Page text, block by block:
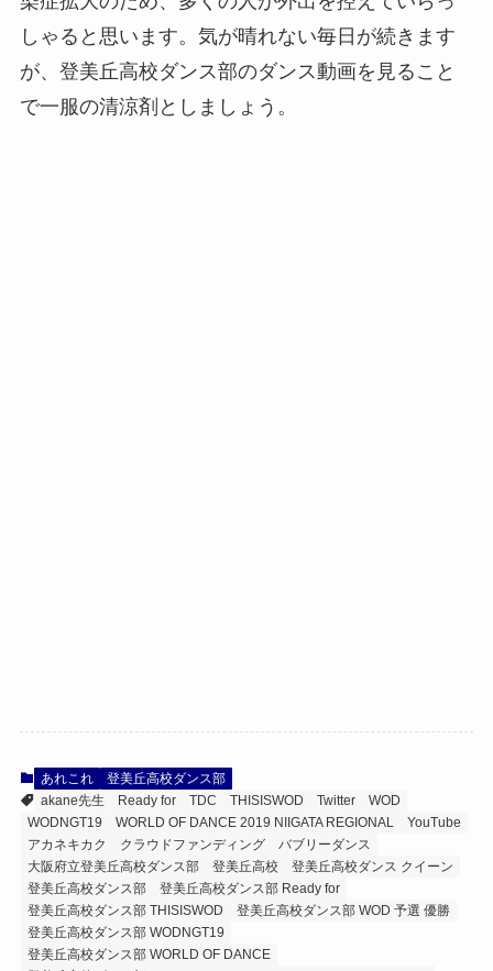
しゃると思います。気が晴れない毎日が続きます
が、登美丘高校ダンス部のダンス動画を見ること
で一服の清涼剤としましょう。
あれこれ
登美丘高校ダンス部
akane先生
Ready for TDC THISISWOD Twitter
WOD
WODNGT19
WORLD OF DANCE 2019 NIIGATA REGIONAL
YouTube
アカネキカク
クラウドファンディング
バブリーダンス
大阪府立登美丘高校ダンス部
登美丘高校
登美丘高校ダンス クイーン
登美丘高校ダンス部
登美丘高校ダンス部 Ready for
登美丘高校ダンス部 THISISWOD
登美丘高校ダンス部 WOD 予選 優勝
登美丘高校ダンス部 WODNGT19
登美丘高校ダンス部 WORLD OF DANCE